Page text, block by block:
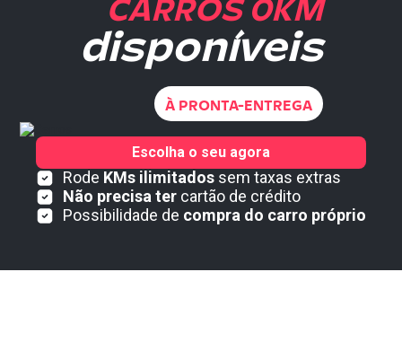
disponíveis
À PRONTA-ENTREGA
Rode KMs ilimitados sem taxas extras
Não precisa ter cartão de crédito
Possibilidade de compra do carro próprio
Escolha o seu agora